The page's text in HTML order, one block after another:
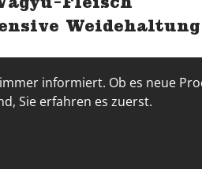
Weidehaltung
informiert. Ob es neue
Sie erfahren es zuerst.